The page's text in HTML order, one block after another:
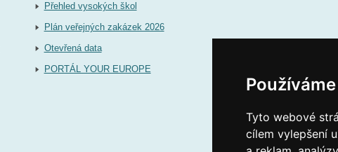
Tyto webové
cílem vylepšení
Přehled vysokých škol
Plán veřejných zakázek 2026
Otevřená data
PORTÁL YOUR EUROPE